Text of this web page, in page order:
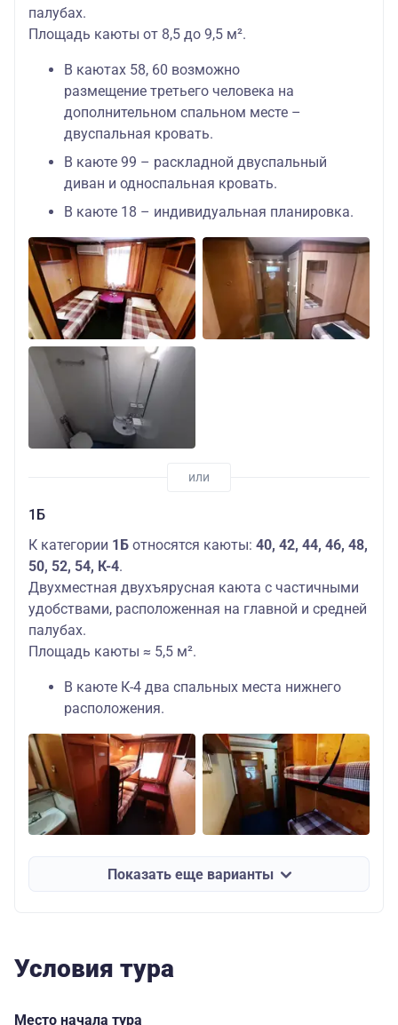
палубах.
Площадь каюты от 8,5 до 9,5 м².
В каютах 58, 60 возможно
размещение третьего человека на
дополнительном спальном месте –
двуспальная кровать.
В каюте 99 – раскладной двуспальный
диван и односпальная кровать.
В каюте 18 – индивидуальная планировка.
1Б
К категории 1Б относятся каюты: 40, 42, 44, 46, 48,
50, 52, 54, К-4.
Двухместная двухъярусная каюта с частичными
удобствами, расположенная на главной и средней
палубах.
Площадь каюты ≈ 5,5 м².
В каюте К-4 два спальных места нижнего
расположения.
Показать еще варианты
Условия тура
Место начала тура